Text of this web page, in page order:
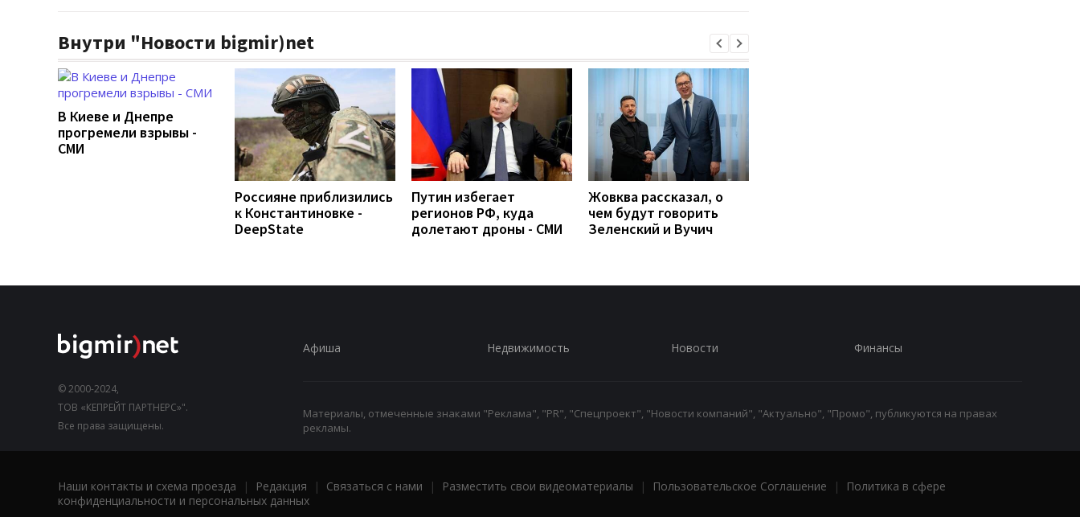
Внутри "Новости bigmir)net
В Киеве и Днепре
прогремели взрывы -
СМИ
Россияне приблизились
к Константиновке -
DeepState
Путин избегает
регионов РФ, куда
долетают дроны - СМИ
Жовква рассказал, о
чем будут говорить
Зеленский и Вучич
© 2000-2024,
ТОВ «КЕПРЕЙТ ПАРТНЕРС»".
Все права защищены.
Афиша Недвижимость Новости Финансы
Материалы, отмеченные знаками "Реклама", "PR", "Спецпроект", "Новости компаний", "Актуально", "Промо", публикуются на правах
рекламы.
Наши контакты и схема проезда | Редакция | Связаться с нами | Разместить свои видеоматериалы | Пользовательское Соглашение |
Политика в сфере
конфиденциальности и персональных данных